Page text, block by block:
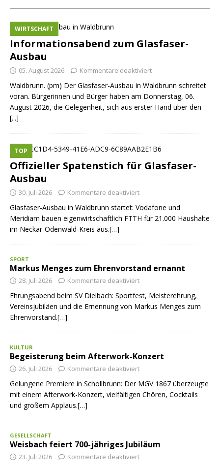
Informationsabend zum Glasfaser-
Ausbau
WIRTSCHAFT
05. August 2026 Kommentare deaktiviert
Waldbrunn. (pm) Der Glasfaser-Ausbau in Waldbrunn schreitet
voran. Bürgerinnen und Bürger haben am Donnerstag, 06.
August 2026, die Gelegenheit, sich aus erster Hand über den
[...]
Offizieller Spatenstich für Glasfaser-
Ausbau
TOP
30. Juli 2026 Kommentare deaktiviert
Glasfaser-Ausbau in Waldbrunn startet: Vodafone und
Meridiam bauen eigenwirtschaftlich FTTH für 21.000 Haushalte
im Neckar-Odenwald-Kreis aus.[…]
SPORT
Markus Menges zum Ehrenvorstand ernannt
28. Juli 2026 Kommentare deaktiviert
Ehrungsabend beim SV Dielbach: Sportfest, Meisterehrung,
Vereinsjubiläen und die Ernennung von Markus Menges zum
Ehrenvorstand.[…]
KULTUR
Begeisterung beim Afterwork-Konzert
26. Juli 2026 Kommentare deaktiviert
Gelungene Premiere in Schollbrunn: Der MGV 1867 überzeugte
mit einem Afterwork-Konzert, vielfältigen Chören, Cocktails
und großem Applaus.[…]
GESELLSCHAFT
Weisbach feiert 700-jähriges Jubiläum
23. Juli 2026 Kommentare deaktiviert